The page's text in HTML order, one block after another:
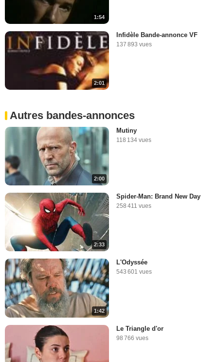
1:54
2:01
Infidèle Bande-annonce VF
137 893 vues
Autres bandes-annonces
2:00
Mutiny
118 134 vues
2:33
Spider-Man: Brand New Day
258 411 vues
1:42
L'Odyssée
543 601 vues
Le Triangle d'or
98 766 vues